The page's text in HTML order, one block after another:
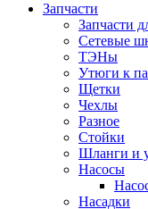
Запчасти
Запчасти
Сетевые
ТЭНы
Утюги к
Щетки
Чехлы
Разное
Стойки
Шланги и
Насосы
Насадки